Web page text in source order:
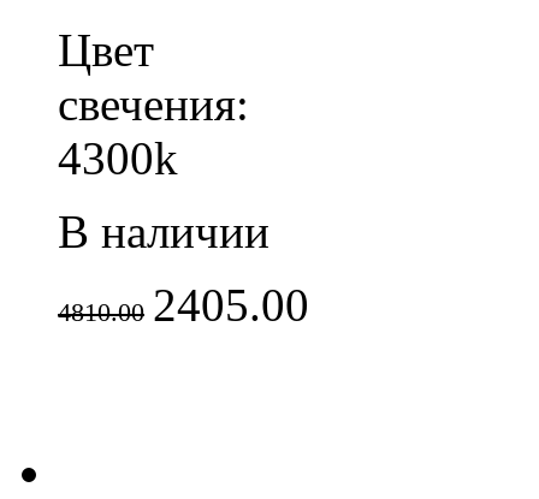
Цвет
свечения:
4300k
В наличии
4810.00 2405.00